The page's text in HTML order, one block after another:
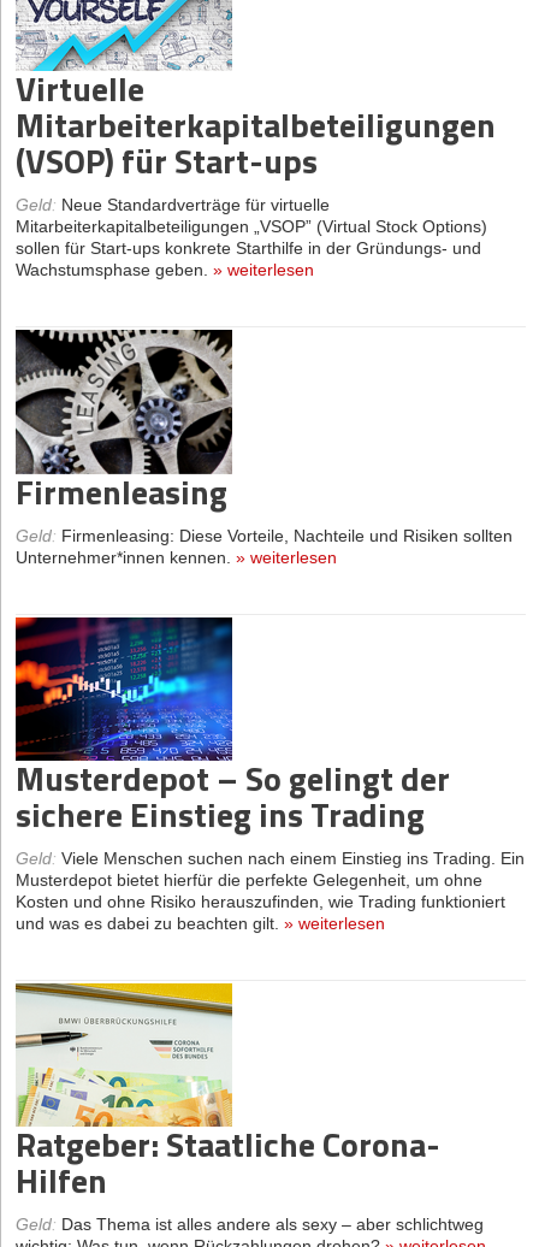
Virtuelle
Mitarbeiterkapitalbeteiligungen
(VSOP) für Start-ups
Geld: Neue Standardverträge für virtuelle
Mitarbeiterkapitalbeteiligungen „VSOP” (Virtual Stock Options)
sollen für Start-ups konkrete Starthilfe in der Gründungs- und
Wachstumsphase geben. » weiterlesen
Firmenleasing
Geld: Firmenleasing: Diese Vorteile, Nachteile und Risiken sollten
Unternehmer*innen kennen. » weiterlesen
Musterdepot – So gelingt der
sichere Einstieg ins Trading
Geld: Viele Menschen suchen nach einem Einstieg ins Trading. Ein
Musterdepot bietet hierfür die perfekte Gelegenheit, um ohne
Kosten und ohne Risiko herauszufinden, wie Trading funktioniert
und was es dabei zu beachten gilt. » weiterlesen
Ratgeber: Staatliche Corona-
Hilfen
Geld: Das Thema ist alles andere als sexy – aber schlichtweg